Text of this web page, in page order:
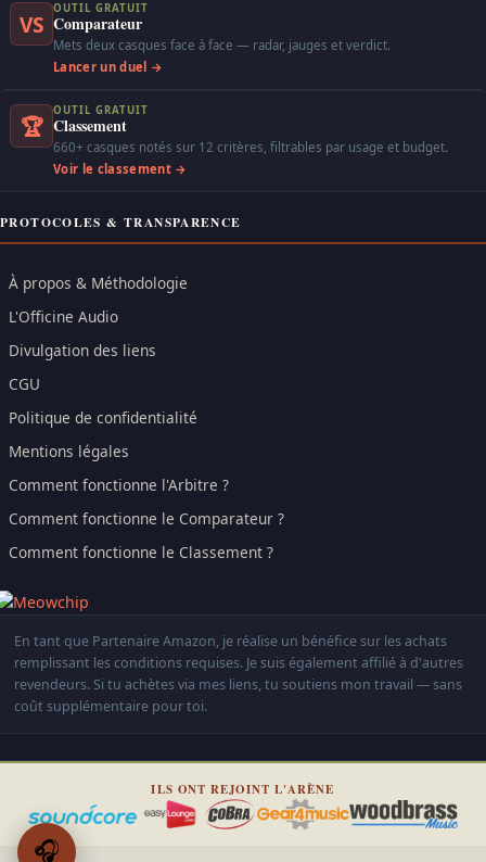
VS
OUTIL GRATUIT
Comparateur
Mets deux casques face à face — radar, jauges et verdict.
Lancer un duel →
🏆
OUTIL GRATUIT
Classement
660+ casques notés sur 12 critères, filtrables par usage et budget.
Voir le classement →
PROTOCOLES & TRANSPARENCE
À propos & Méthodologie
L'Officine Audio
Divulgation des liens
CGU
Politique de confidentialité
Mentions légales
Comment fonctionne l'Arbitre ?
Comment fonctionne le Comparateur ?
Comment fonctionne le Classement ?
En tant que Partenaire Amazon, je réalise un bénéfice sur les achats
remplissant les conditions requises. Je suis également affilié à d'autres
revendeurs. Si tu achètes via mes liens, tu soutiens mon travail — sans
coût supplémentaire pour toi.
ILS ONT REJOINT L'ARÈNE
🎧